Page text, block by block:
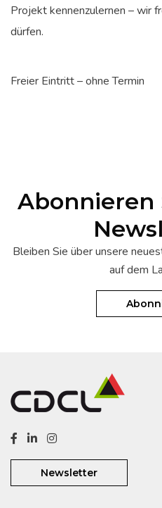
Projekt kennenzulernen – wir
dürfen.
Freier Eintritt – ohne Termin
Abonnieren
Bleiben Sie über unsere
auf dem
Newsletter